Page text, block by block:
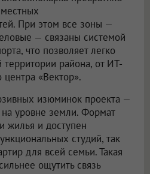
При этом все зоны —
— связаны системой
что позволяет легко
района, от ИТ-
центра «Вектор».
изюминок проекта —
уровне земли. Формат
жилья и доступен
студий, так
для всей семьи. Такая
ощутить связь